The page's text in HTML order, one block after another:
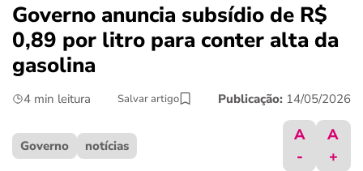
crédito fácil
Governo anuncia subsídio de R$
0,89 por litro para conter alta da
gasolina
4 min leitura Salvar artigo Publicação: 14/05/2026
Governo notícias
A
-
A
+